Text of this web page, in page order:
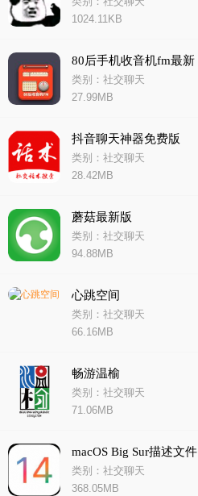
1024.11KB
80后手机收音机fm最新
类别：社交聊天
27.99MB
抖音聊天神器免费版
类别：社交聊天
28.42MB
蘑菇最新版
类别：社交聊天
94.88MB
心跳空间
类别：社交聊天
66.16MB
畅游温榆
类别：社交聊天
71.06MB
macOS Big Sur描述文件
类别：社交聊天
368.05MB